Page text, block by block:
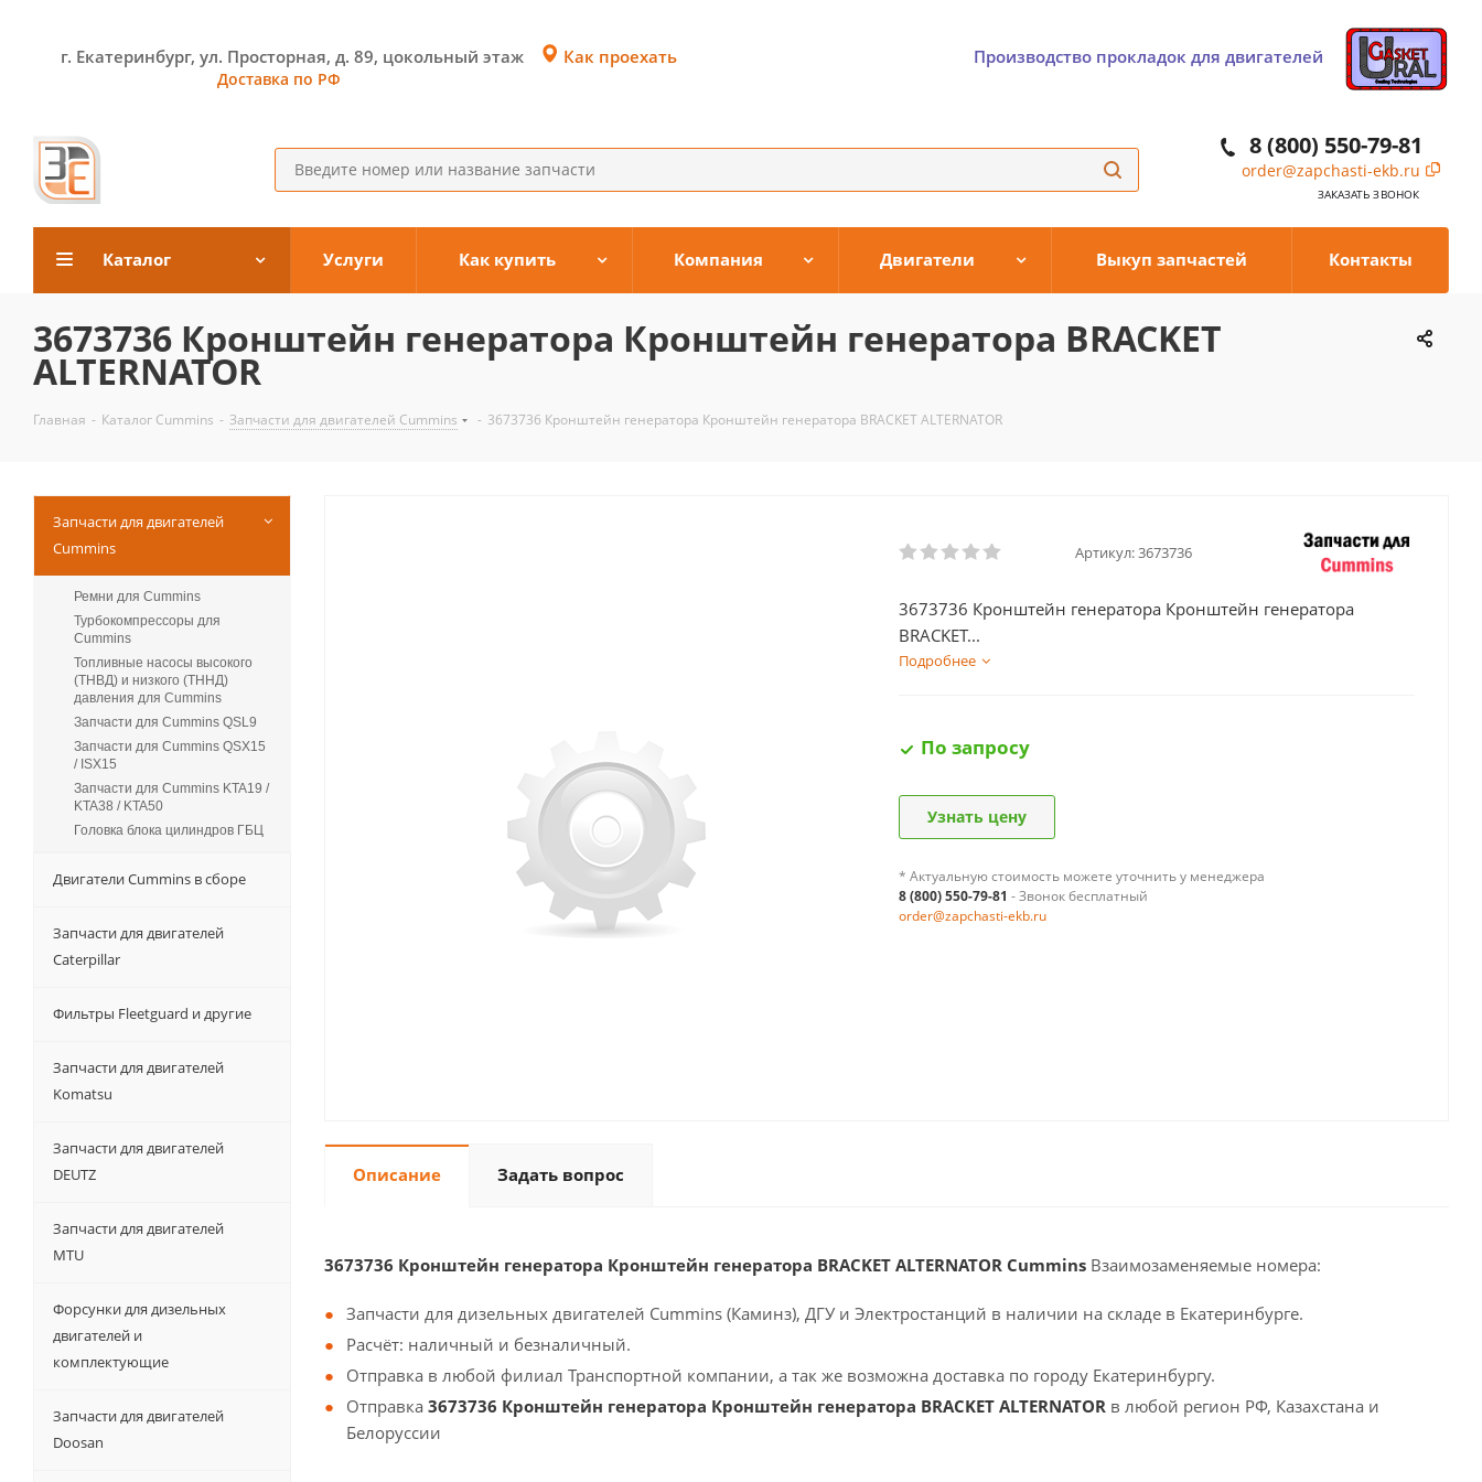
г. Екатеринбург, ул. Просторная, д. 89, цокольный этаж
Доставка по РФ
Как проехать Производство прокладок для двигателей
8 (800) 550-79-81
order@zapchasti-ekb.ru
ЗАКАЗАТЬ ЗВОНОК
Каталог Услуги Как купить Компания Двигатели Выкуп запчастей Контакты
3673736 Кронштейн генератора Кронштейн генератора BRACKET
ALTERNATOR
Главная - Каталог Cummins - Запчасти для двигателей Cummins - 3673736 Кронштейн генератора Кронштейн генератора BRACKET ALTERNATOR
Артикул:3673736
3673736 Кронштейн генератора Кронштейн генератора
BRACKET...
Подробнее
По запросу
Узнать цену
* Актуальную стоимость можете уточнить у менеджера
8 (800) 550-79-81 - Звонок бесплатный
order@zapchasti-ekb.ru
Описание Задать вопрос
3673736 Кронштейн генератора Кронштейн генератора BRACKET ALTERNATOR Cummins Взаимозаменяемые номера:
Запчасти для дизельных двигателей Cummins (Каминз), ДГУ и Электростанций в наличии на складе в Екатеринбурге.
Расчёт: наличный и безналичный.
Отправка в любой филиал Транспортной компании, а так же возможна доставка по городу Екатеринбургу.
Отправка 3673736 Кронштейн генератора Кронштейн генератора BRACKET ALTERNATOR в любой регион РФ, Казахстана и
Белоруссии
Запчасти для двигателей
Cummins
Ремни для Cummins
Турбокомпрессоры для
Сummins
Топливные насосы высокого
(ТНВД) и низкого (ТННД)
давления для Cummins
Запчасти для Cummins QSL9
Запчасти для Cummins QSX15
/ ISX15
Запчасти для Cummins KTA19 /
KTA38 / KTA50
Головка блока цилиндров ГБЦ
Двигатели Cummins в сборе
Запчасти для двигателей
Caterpillar
Фильтры Fleetguard и другие
Запчасти для двигателей
Komatsu
Запчасти для двигателей
DEUTZ
Запчасти для двигателей
MTU
Форсунки для дизельных
двигателей и
комплектующие
Запчасти для двигателей
Doosan